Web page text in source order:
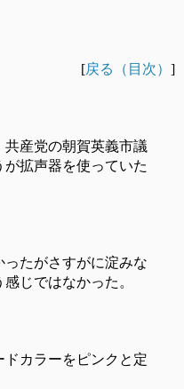
[戻る（目次） ]
産党の朝賀英義市議
拡声器を使っていた
たがさすがに淀みな
じではなかった。
カラーをピンクと定